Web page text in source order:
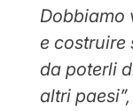
Dobbiamo
e costruire
da poterli
altri